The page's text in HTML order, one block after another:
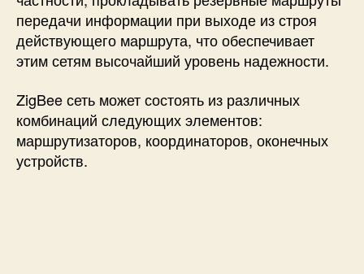
передачи информации при выходе из строя
действующего маршрута, что обеспечивает
этим сетям высочайший уровень надежности.
ZigBee сеть может состоять из различных
комбинаций следующих элементов:
маршрутизаторов, координаторов, оконечных
устройств.